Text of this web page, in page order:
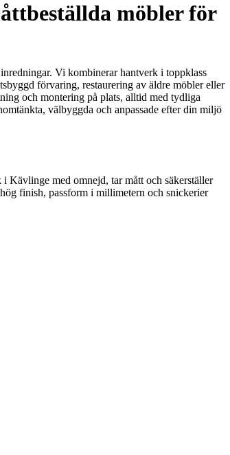
möbler för
Vi kombinerar hantverk i toppklass
förvaring, restaurering av äldre möbler eller
och montering på plats, alltid med tydliga
välbyggda och anpassade efter din miljö
Kävlinge med omnejd, tar mått och säkerställer
finish, passform i millimetern och snickerier